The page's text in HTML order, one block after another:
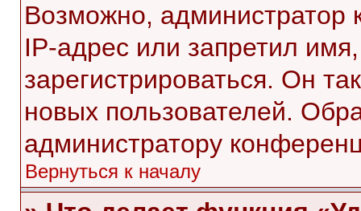
Возможно, администратор
IP-адрес или запретил
зарегистрироваться. Он
новых пользователей.
администратору
Вернуться к началу